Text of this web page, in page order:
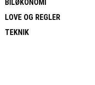
BILØKONOMI
LOVE OG REGLER
TEKNIK